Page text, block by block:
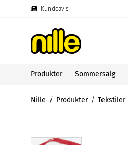
Kundeavis
Produkter Sommersalg
Nille Produkter Tekstiler